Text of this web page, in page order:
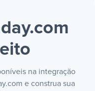
na integração
e construa sua